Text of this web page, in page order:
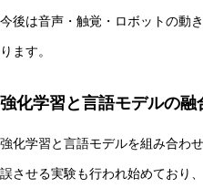
今後は音声・触覚・ロボットの動
ります。
強化学習と言語モデルの
強化学習と言語モデルを組み合わ
誤させる実験も行われ始めており